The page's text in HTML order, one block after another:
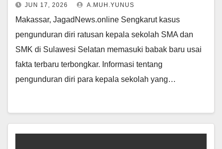
JUN 17, 2026 A.MUH.YUNUS
Makassar, JagadNews.online Sengkarut kasus
pengunduran diri ratusan kepala sekolah SMA dan
SMK di Sulawesi Selatan memasuki babak baru usai
fakta terbaru terbongkar. Informasi tentang
pengunduran diri para kepala sekolah yang…